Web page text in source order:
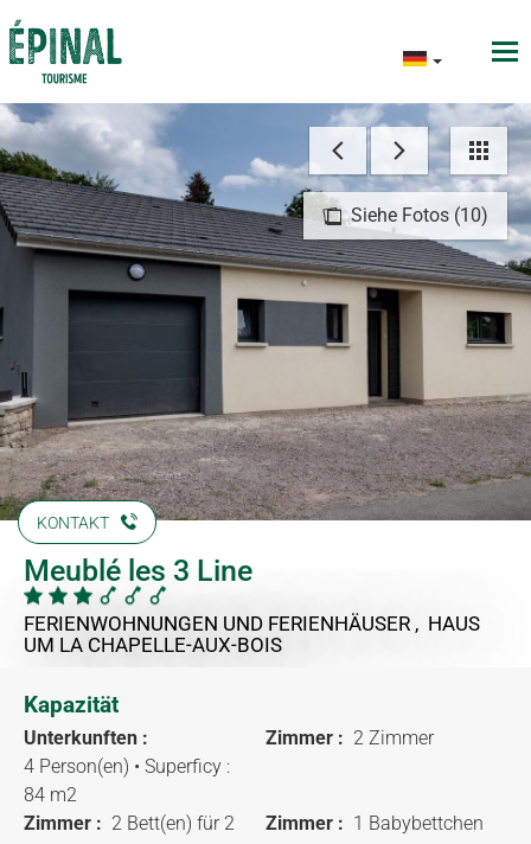
Siehe Fotos (10)
KONTAKT
Meublé les 3 Line
FERIENWOHNUNGEN UND FERIENHÄUSER , HAUS
UM LA CHAPELLE-AUX-BOIS
Kapazität
Unterkunften :
4 Person(en) • Superficy :
84 m2
Zimmer : 2 Zimmer
Zimmer : 2 Bett(en) für 2
Zimmer : 1 Babybettchen